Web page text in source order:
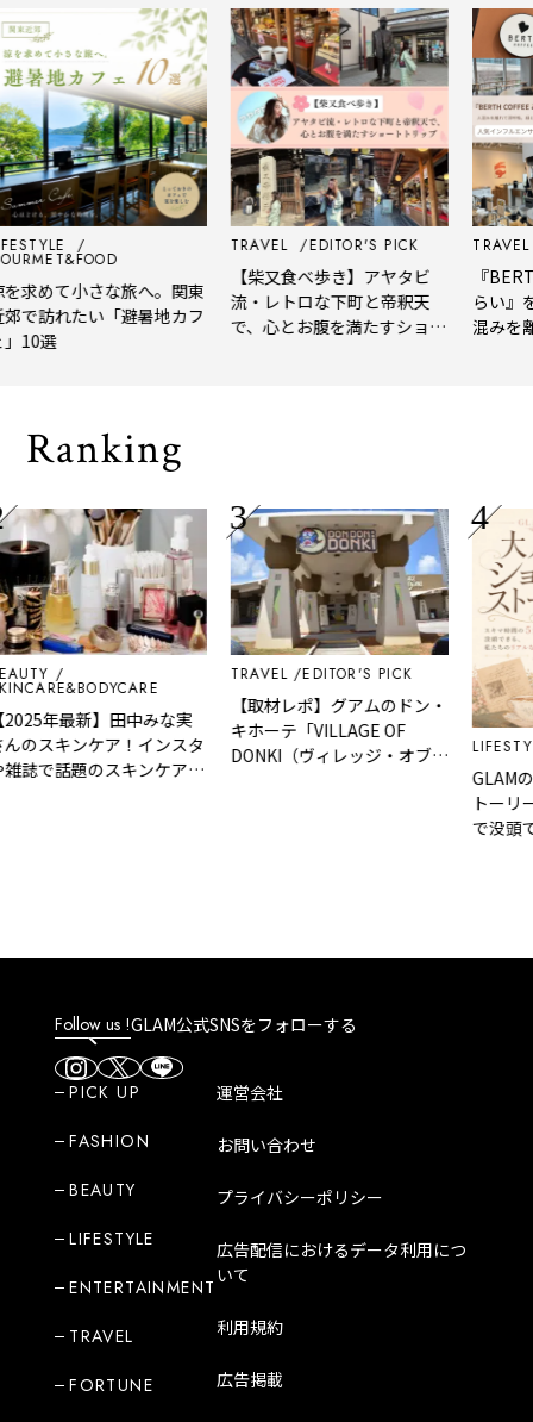
めて小さな旅へ。関東
訪れたい「避暑地カフ
選
TRAVEL EDITOR'S PICK
【柴又食べ歩き】アヤタビ
流・レトロな下町と帝釈天
で、心とお腹を満たすショー
TRAVEL
『
らい』を
混みを離
Ranking
年最新】田中みな実
スキンケア！インスタ
で話題のスキンケアア
TRAVEL EDITOR'S PICK
【取材レポ】グアムのドン・
キホーテ「VILLAGE OF
DONKI（ヴィレッジ・オブ・
LIFESTYLE
GLAMの
トーリー
で没頭で
Follow us !GLAM公式SNSをフォローする
PICK UP
FASHION
BEAUTY
LIFESTYLE
ENTERTAINMENT
TRAVEL
FORTUNE
運営会社
お問い合わせ
プライバシーポリシー
広告配信におけるデータ利用につ
いて
利用規約
広告掲載